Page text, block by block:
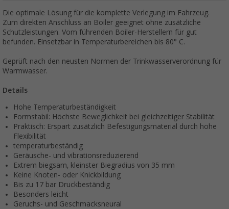
Die optimale Lösung für die komplette Verlegung im Fahrzeug.
Zum direkten Anschluss an Boiler geeignet ohne zusätzliche
Schutzleistungen. Vom führenden Boiler-Herstellern für gut
befunden. Einsetzbar in Temperaturbereichen bis 80° C.
Geprüft nach den neusten Normen der Trinkwasserverordnung für
Warmwasser.
Details
Hohe Temperaturbeständigkeit
Formstabil: Höchste Beweglichkeit bei gleichzeitiger Stabilität
Praktisch: Erspart zusätzlich Befestigungsmaterial durch hohe
Flexibilität
temperaturbeständig
Geräusche- und vibrationsreduzierend
Extrem biegsam, kleinster Biegradius von 35 mm
Keine Knoten- oder Knickbildung
Bis zu 17 bar Druckbeständig
Besonders leicht
Geruchs- und Geschmacksneural